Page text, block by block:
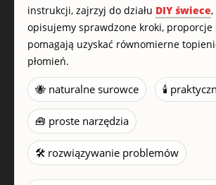
instrukcji, zajrzyj do działu DIY świece,
opisujemy sprawdzone kroki,
pomagają uzyskać równomierne
płomień.
🐝 naturalne surowce 🕯️
🧰 proste narzędzia
🛠️ rozwiązywanie problemów